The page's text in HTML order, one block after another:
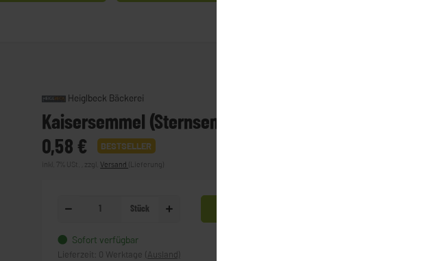
Heiglbeck Bäckerei
Kaisersemmel (Sternsemmel)
0,58 €
BESTSELLER
inkl. 7% USt. , zzgl.Versand (Lieferung)
Stück
Sofort verfügbar
Lieferzeit: 0 Werktage (Ausland)